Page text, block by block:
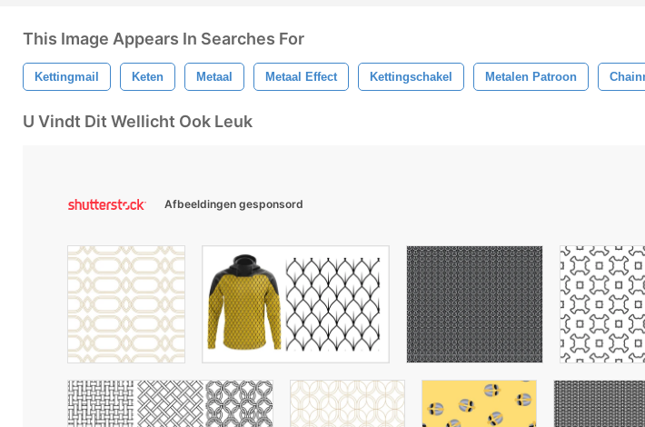
This Image Appears In Searches For
Kettingmail Keten Metaal Metaal Effect Kettingschakel Metalen Patroon
U Vindt Dit Wellicht Ook Leuk
Afbeeldingen gesponsord